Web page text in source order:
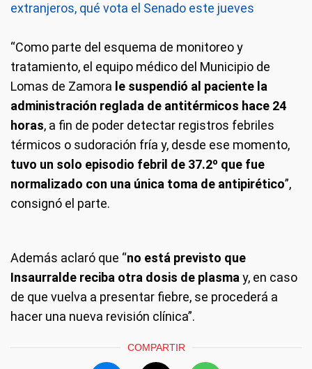
extranjeros, qué vota el Senado este jueves
“Como parte del esquema de monitoreo y
tratamiento, el equipo médico del Municipio de
Lomas de Zamora le suspendió al paciente la
administración reglada de antitérmicos hace 24
horas, a fin de poder detectar registros febriles
térmicos o sudoración fría y, desde ese momento,
tuvo un solo episodio febril de 37.2º que fue
normalizado con una única toma de antipirético”,
consignó el parte.
Además aclaró que “no está previsto que
Insaurralde reciba otra dosis de plasma y, en caso
de que vuelva a presentar fiebre, se procederá a
hacer una nueva revisión clínica”.
COMPARTIR